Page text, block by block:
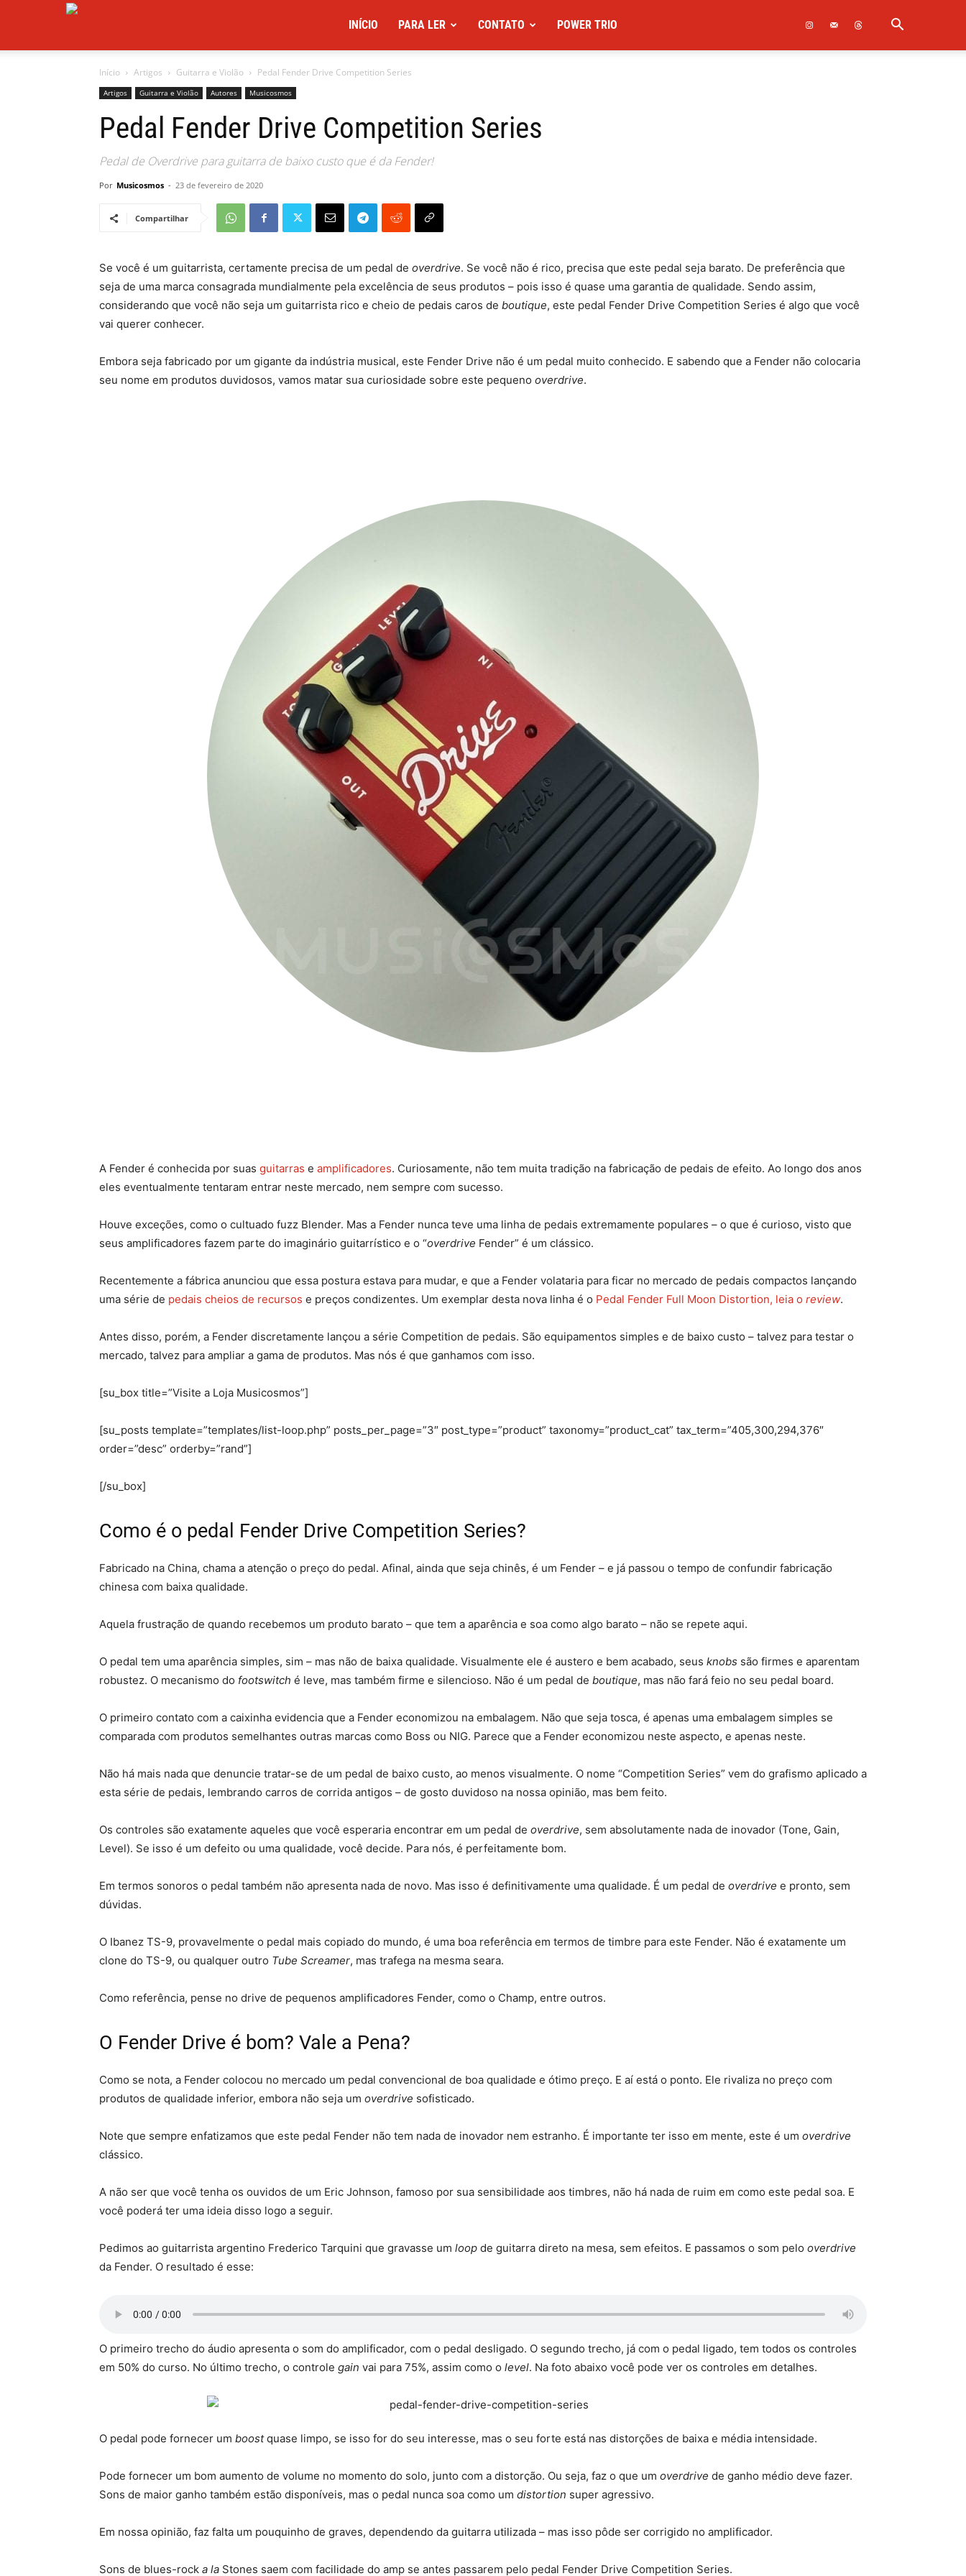
INÍCIO PARA LER CONTATO POWER TRIO
Início Artigos Guitarra e Violão Pedal Fender Drive Competition Series
Artigos Guitarra e Violão Autores Musicosmos
Pedal Fender Drive Competition Series
Pedal de Overdrive para guitarra de baixo custo que é da Fender!
Por Musicosmos - 23 de fevereiro de 2020
Compartilhar
Se você é um guitarrista, certamente precisa de um pedal de overdrive. Se você não é rico, precisa que este pedal seja barato. De preferência que
seja de uma marca consagrada mundialmente pela excelência de seus produtos – pois isso é quase uma garantia de qualidade. Sendo assim,
considerando que você não seja um guitarrista rico e cheio de pedais caros de boutique, este pedal Fender Drive Competition Series é algo que você
vai querer conhecer.
Embora seja fabricado por um gigante da indústria musical, este Fender Drive não é um pedal muito conhecido. E sabendo que a Fender não colocaria
seu nome em produtos duvidosos, vamos matar sua curiosidade sobre este pequeno overdrive.
A Fender é conhecida por suas guitarras e amplificadores. Curiosamente, não tem muita tradição na fabricação de pedais de efeito. Ao longo dos anos
eles eventualmente tentaram entrar neste mercado, nem sempre com sucesso.
Houve exceções, como o cultuado fuzz Blender. Mas a Fender nunca teve uma linha de pedais extremamente populares – o que é curioso, visto que
seus amplificadores fazem parte do imaginário guitarrístico e o “overdrive Fender” é um clássico.
Recentemente a fábrica anunciou que essa postura estava para mudar, e que a Fender volataria para ficar no mercado de pedais compactos lançando
uma série de pedais cheios de recursos e preços condizentes. Um exemplar desta nova linha é o Pedal Fender Full Moon Distortion, leia o review.
Antes disso, porém, a Fender discretamente lançou a série Competition de pedais. São equipamentos simples e de baixo custo – talvez para testar o
mercado, talvez para ampliar a gama de produtos. Mas nós é que ganhamos com isso.
[su_box title=”Visite a Loja Musicosmos”]
[su_posts template=”templates/list-loop.php” posts_per_page=”3″ post_type=”product” taxonomy=”product_cat” tax_term=”405,300,294,376″
order=”desc” orderby=”rand”]
[/su_box]
Como é o pedal Fender Drive Competition Series?
Fabricado na China, chama a atenção o preço do pedal. Afinal, ainda que seja chinês, é um Fender – e já passou o tempo de confundir fabricação
chinesa com baixa qualidade.
Aquela frustração de quando recebemos um produto barato – que tem a aparência e soa como algo barato – não se repete aqui.
O pedal tem uma aparência simples, sim – mas não de baixa qualidade. Visualmente ele é austero e bem acabado, seus knobs são firmes e aparentam
robustez. O mecanismo do footswitch é leve, mas também firme e silencioso. Não é um pedal de boutique, mas não fará feio no seu pedal board.
O primeiro contato com a caixinha evidencia que a Fender economizou na embalagem. Não que seja tosca, é apenas uma embalagem simples se
comparada com produtos semelhantes outras marcas como Boss ou NIG. Parece que a Fender economizou neste aspecto, e apenas neste.
Não há mais nada que denuncie tratar-se de um pedal de baixo custo, ao menos visualmente. O nome “Competition Series” vem do grafismo aplicado a
esta série de pedais, lembrando carros de corrida antigos – de gosto duvidoso na nossa opinião, mas bem feito.
Os controles são exatamente aqueles que você esperaria encontrar em um pedal de overdrive, sem absolutamente nada de inovador (Tone, Gain,
Level). Se isso é um defeito ou uma qualidade, você decide. Para nós, é perfeitamente bom.
Em termos sonoros o pedal também não apresenta nada de novo. Mas isso é definitivamente uma qualidade. É um pedal de overdrive e pronto, sem
dúvidas.
O Ibanez TS-9, provavelmente o pedal mais copiado do mundo, é uma boa referência em termos de timbre para este Fender. Não é exatamente um
clone do TS-9, ou qualquer outro Tube Screamer, mas trafega na mesma seara.
Como referência, pense no drive de pequenos amplificadores Fender, como o Champ, entre outros.
O Fender Drive é bom? Vale a Pena?
Como se nota, a Fender colocou no mercado um pedal convencional de boa qualidade e ótimo preço. E aí está o ponto. Ele rivaliza no preço com
produtos de qualidade inferior, embora não seja um overdrive sofisticado.
Note que sempre enfatizamos que este pedal Fender não tem nada de inovador nem estranho. É importante ter isso em mente, este é um overdrive
clássico.
A não ser que você tenha os ouvidos de um Eric Johnson, famoso por sua sensibilidade aos timbres, não há nada de ruim em como este pedal soa. E
você poderá ter uma ideia disso logo a seguir.
Pedimos ao guitarrista argentino Frederico Tarquini que gravasse um loop de guitarra direto na mesa, sem efeitos. E passamos o som pelo overdrive
da Fender. O resultado é esse:
O primeiro trecho do áudio apresenta o som do amplificador, com o pedal desligado. O segundo trecho, já com o pedal ligado, tem todos os controles
em 50% do curso. No último trecho, o controle gain vai para 75%, assim como o level. Na foto abaixo você pode ver os controles em detalhes.
O pedal pode fornecer um boostquase limpo, se isso for do seu interesse, mas o seu forte está nas distorções de baixa e média intensidade.
Pode fornecer um bom aumento de volume no momento do solo, junto com a distorção. Ou seja, faz o que um overdrive de ganho médio deve fazer.
Sons de maior ganho também estão disponíveis, mas o pedal nunca soa como um distortion super agressivo.
Em nossa opinião, faz falta um pouquinho de graves, dependendo da guitarra utilizada – mas isso pôde ser corrigido no amplificador.
Sons de blues-rock a la Stones saem com facilidade do amp se antes passarem pelo pedal Fender Drive Competition Series.